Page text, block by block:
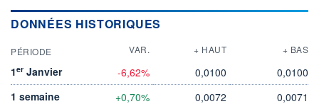
DONNÉES HISTORIQUES
PÉRIODE VAR. + HAUT + BAS
1er Janvier -6,62% 0,0100
0,0100
1 semaine
+0,70% 0,0072
0,0071